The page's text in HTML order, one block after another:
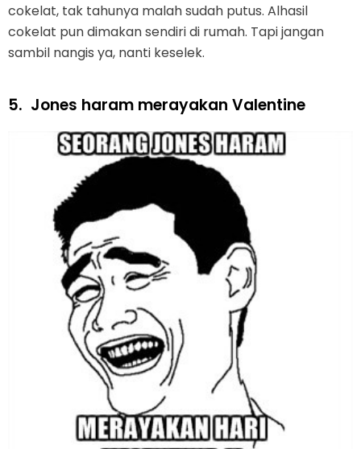
cokelat, tak tahunya malah sudah putus. Alhasil
cokelat pun dimakan sendiri di rumah. Tapi jangan
sambil nangis ya, nanti keselek.
5. Jones haram merayakan Valentine